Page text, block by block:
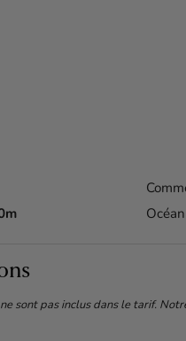
sont pas inclus dans le tarif.